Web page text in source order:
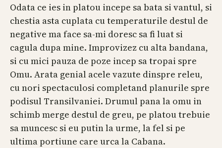
Odata ce ies in platou incepe sa bata si vantul, si
chestia asta cuplata cu temperaturile destul de
negative ma face sa-mi doresc sa fi luat si
cagula dupa mine. Improvizez cu alta bandana,
si cu mici pauza de poze incep sa tropai spre
Omu. Arata genial acele vazute dinspre releu,
cu nori spectaculosi completand planurile spre
podisul Transilvaniei. Drumul pana la omu in
schimb merge destul de greu, pe platou trebuie
sa muncesc si eu putin la urme, la fel si pe
ultima portiune care urca la Cabana.